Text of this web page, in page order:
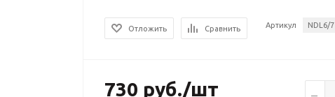
Отложить Сравнить Артикул NDL6/7
730 руб./шт